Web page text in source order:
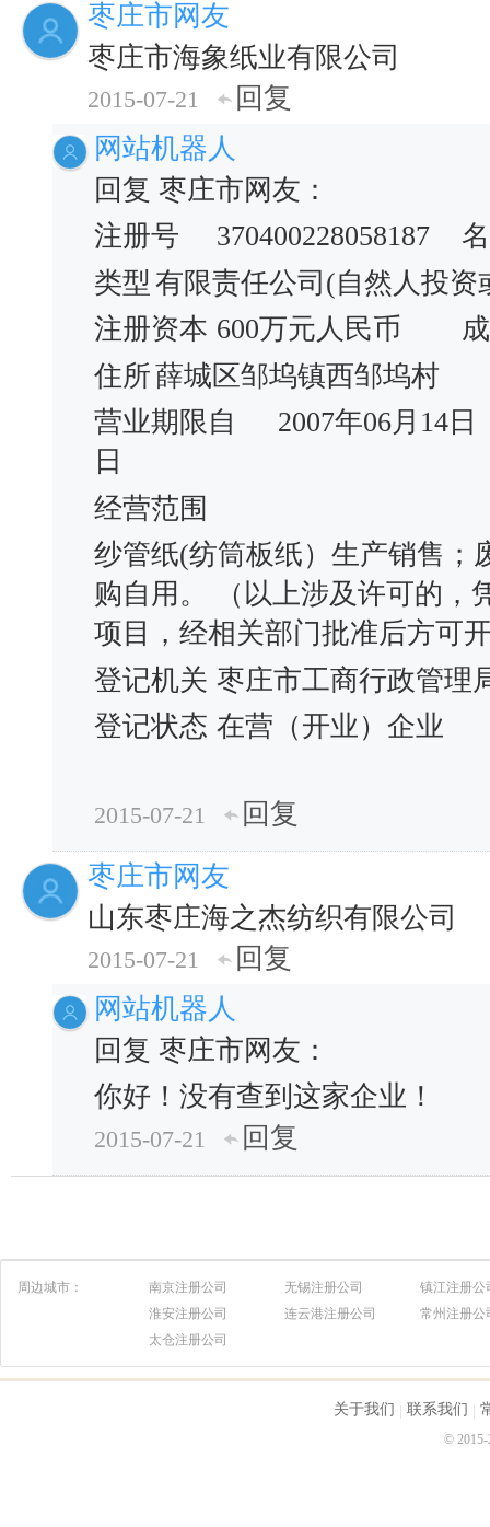
枣庄市网友
枣庄市海象纸业有限公司
2015-07-21
回复
网站机器人
回复 枣庄市网友：
注册号
370400228058187
类型 有限责任公司(自然人投资
注册资本 600万元人民币
住所薛城区邹坞镇西邹坞村
营业期限自
2007年06月14日
日
经营范围
纱管纸(纺筒板纸）生产销售；
购自用。 （以上涉及许可的，
项目，经相关部门批准后方可
登记机关 枣庄市工商行政管理
登记状态 在营（开业）企业
2015-07-21
回复
枣庄市网友
山东枣庄海之杰纺织有限公司
2015-07-21
回复
网站机器人
回复 枣庄市网友：
你好！没有查到这家企业！
2015-07-21 回复
周边城市： 南京注册公司 无锡注册公司
镇江注册公
淮安注册公司
连云港注册公司
常州注册公
太仓注册公司
关于我们 联系我们
© 2015-